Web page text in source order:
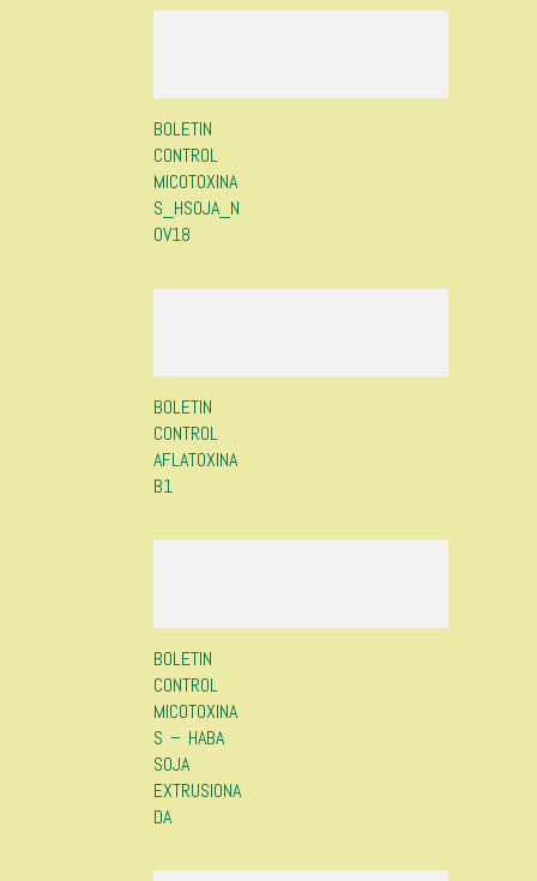
BOLETIN
CONTROL
MICOTOXINA
S_HSOJA_N
OV18
BOLETIN
CONTROL
AFLATOXINA
B1
BOLETIN
CONTROL
MICOTOXINA
S – HABA
SOJA
EXTRUSIONA
DA